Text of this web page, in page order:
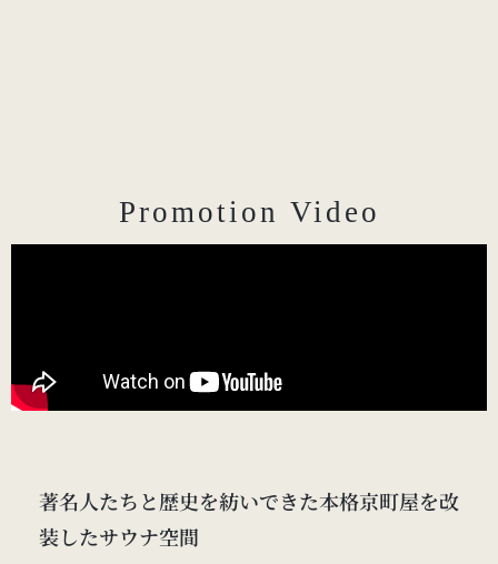
Promotion Video
著名人たちと歴史を紡いできた本格京町屋を改
装したサウナ空間